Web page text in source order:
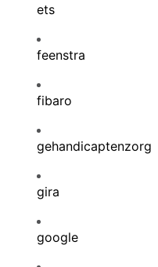
ets
feenstra
fibaro
gehandicaptenzorg
gira
google